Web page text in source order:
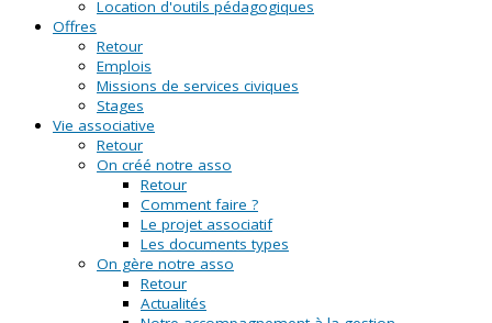
Location d'outils pédagogiques
Offres
Retour
Emplois
Missions de services civiques
Stages
Vie associative
Retour
On créé notre asso
Retour
Comment faire ?
Le projet associatif
Les documents types
On gère notre asso
Retour
Actualités